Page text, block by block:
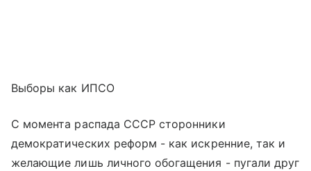
Выборы как ИПСО
С момента распада СССР сторонники
демократических реформ - как искренние, так и
желающие лишь личного обогащения - пугали друг